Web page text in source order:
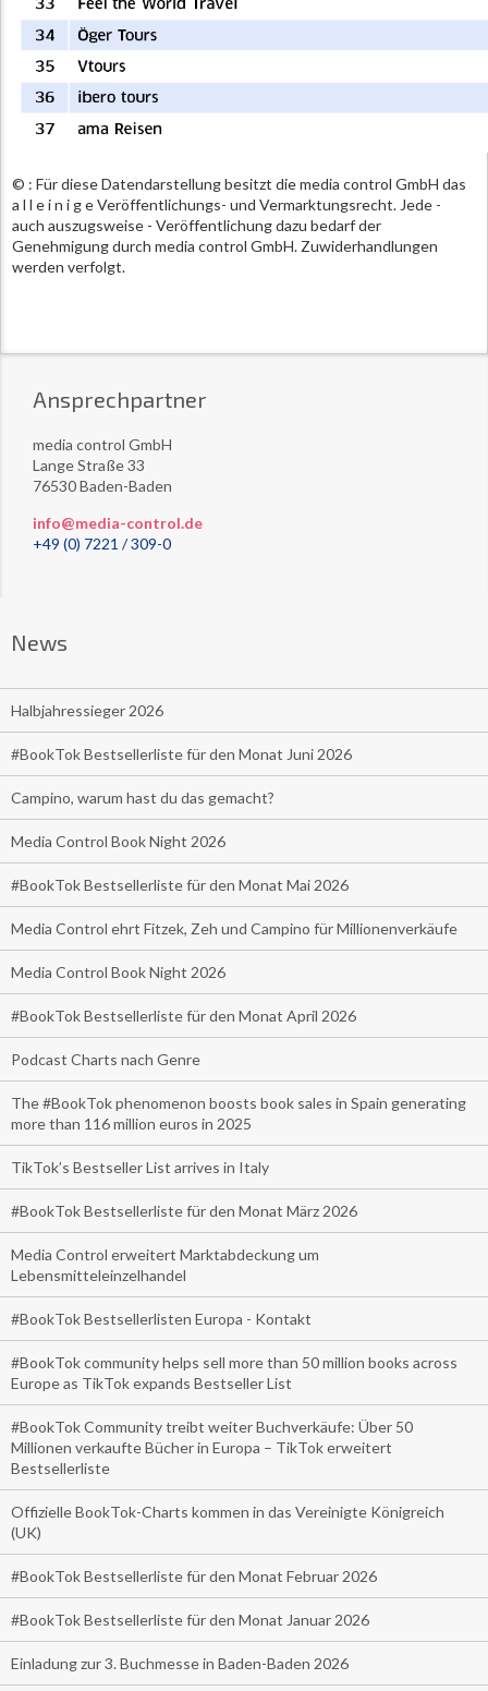
© : Für diese Datendarstellung besitzt die media control GmbH das
a l l e i n i g e Veröffentlichungs- und Vermarktungsrecht. Jede -
auch auszugsweise - Veröffentlichung dazu bedarf der
Genehmigung durch media control GmbH. Zuwiderhandlungen
werden verfolgt.
Ansprechpartner
media control GmbH
Lange Straße 33
76530 Baden-Baden
info@media-control.de
+49 (0) 7221 / 309-0
News
Halbjahressieger 2026
#BookTok Bestsellerliste für den Monat Juni 2026
Campino, warum hast du das gemacht?
Media Control Book Night 2026
#BookTok Bestsellerliste für den Monat Mai 2026
Media Control ehrt Fitzek, Zeh und Campino für Millionenverkäufe
Media Control Book Night 2026
#BookTok Bestsellerliste für den Monat April 2026
Podcast Charts nach Genre
The #BookTok phenomenon boosts book sales in Spain generating
more than 116 million euros in 2025
TikTok’s Bestseller List arrives in Italy
#BookTok Bestsellerliste für den Monat März 2026
Media Control erweitert Marktabdeckung um
Lebensmitteleinzelhandel
#BookTok Bestsellerlisten Europa - Kontakt
#BookTok community helps sell more than 50 million books across
Europe as TikTok expands Bestseller List
#BookTok Community treibt weiter Buchverkäufe: Über 50
Millionen verkaufte Bücher in Europa – TikTok erweitert
Bestsellerliste
Offizielle BookTok-Charts kommen in das Vereinigte Königreich
(UK)
#BookTok Bestsellerliste für den Monat Februar 2026
#BookTok Bestsellerliste für den Monat Januar 2026
Einladung zur 3. Buchmesse in Baden-Baden 2026